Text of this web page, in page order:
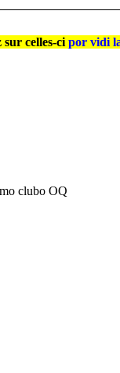
celles-ci por vidi
clubo OQ